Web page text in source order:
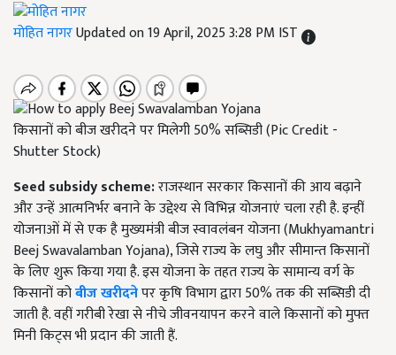
मोहित नागरUpdated on 19 April, 2025 3:28 PM IST
किसानों को बीज खरीदने पर मिलेगी 50% सब्सिडी (Pic Credit -
Shutter Stock)
Seed subsidy scheme:राजस्थान सरकार किसानों की आय बढ़ाने
और उन्हें आत्मनिर्भर बनाने के उद्देश्य से विभिन्न योजनाएं चला रही है. इन्हीं
योजनाओं में से एक है मुख्यमंत्री बीज स्वावलंबन योजना (Mukhyamantri
Beej Swavalamban Yojana), जिसे राज्य के लघु और सीमान्त किसानों
के लिए शुरू किया गया है. इस योजना के तहत राज्य के सामान्य वर्ग के
किसानों कोबीज खरीदनेपर कृषि विभाग द्वारा 50% तक की सब्सिडी दी
जाती है. वहीं गरीबी रेखा से नीचे जीवनयापन करने वाले किसानों को मुफ्त
मिनी किट्स भी प्रदान की जाती हैं.